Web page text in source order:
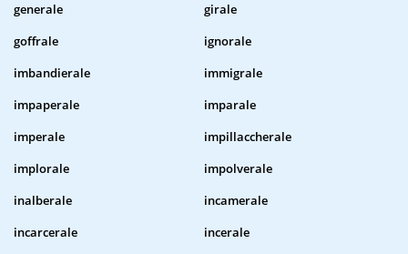
generale
girale
goffrale
ignorale
imbandierale
immigrale
impaperale
imparale
imperale
impillaccherale
implorale
impolverale
inalberale
incamerale
incarcerale
incerale